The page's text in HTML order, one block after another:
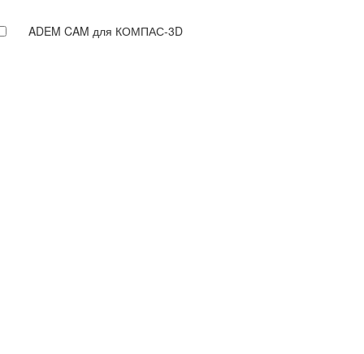
ADEM CAM для КОМПАС-3D